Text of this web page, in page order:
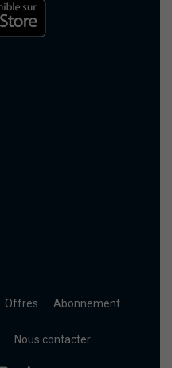
Offres Abonnement
Nous contacter